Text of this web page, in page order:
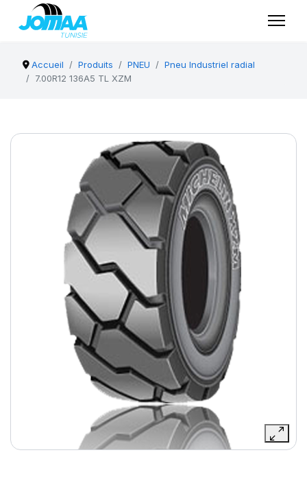
Accueil Produits PNEU
Pneu Industriel radial
7.00R12 136A5 TL XZM